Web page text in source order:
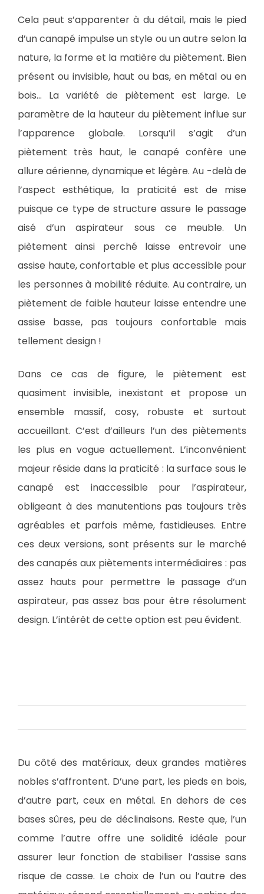
Cela peut s’apparenter à du détail, mais le pied
d’un canapé impulse un style ou un autre selon la
nature, la forme et la matière du piètement. Bien
présent ou invisible, haut ou bas, en métal ou en
bois… La variété de piètement est large. Le
paramètre de la hauteur du piètement influe sur
l’apparence globale. Lorsqu’il s’agit d’un
piètement très haut, le canapé confère une
allure aérienne, dynamique et légère. Au -delà de
l’aspect esthétique, la praticité est de mise
puisque ce type de structure assure le passage
aisé d’un aspirateur sous ce meuble. Un
piètement ainsi perché laisse entrevoir une
assise haute, confortable et plus accessible pour
les personnes à mobilité réduite. Au contraire, un
piètement de faible hauteur laisse entendre une
assise basse, pas toujours confortable mais
tellement design !
Dans ce cas de figure, le piètement est
quasiment invisible, inexistant et propose un
ensemble massif, cosy, robuste et surtout
accueillant. C’est d’ailleurs l’un des piètements
les plus en vogue actuellement. L’inconvénient
majeur réside dans la praticité : la surface sous le
canapé est inaccessible pour l’aspirateur,
obligeant à des manutentions pas toujours très
agréables et parfois même, fastidieuses. Entre
ces deux versions, sont présents sur le marché
des canapés aux piètements intermédiaires : pas
assez hauts pour permettre le passage d’un
aspirateur, pas assez bas pour être résolument
design. L’intérêt de cette option est peu évident.
Du côté des matériaux, deux grandes matières
nobles s’affrontent. D’une part, les pieds en bois,
d’autre part, ceux en métal. En dehors de ces
bases sûres, peu de déclinaisons. Reste que, l’un
comme l’autre offre une solidité idéale pour
assurer leur fonction de stabiliser l’assise sans
risque de casse. Le choix de l’un ou l’autre des